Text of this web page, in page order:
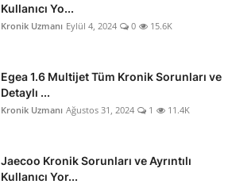
Kullanıcı Yo...
Kronik Uzmanı Eylül 4, 2024 0 15.6K
Egea 1.6 Multijet Tüm Kronik Sorunları ve
Detaylı ...
Kronik Uzmanı Ağustos 31, 2024 1 11.4K
Jaecoo Kronik Sorunları ve Ayrıntılı
Kullanıcı Yor...